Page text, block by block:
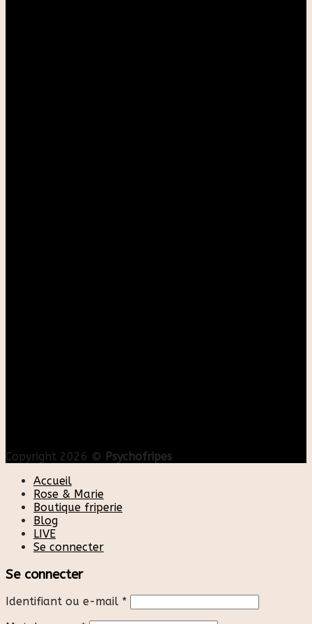
Copyright 2026 © Psychofripes
Accueil
Rose & Marie
Boutique friperie
Blog
LIVE
Se connecter
Se connecter
Identifiant ou e-mail *